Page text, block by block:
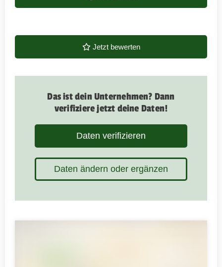
Jetzt bewerten
Das ist dein Unternehmen? Dann
verifiziere jetzt deine Daten!
Daten verifizieren
Daten ändern oder ergänzen